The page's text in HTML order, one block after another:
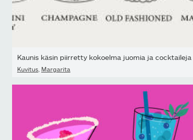
Kaunis käsin piirretty kokoelma juomia ja cocktaileja -
Kuvitus Margarita